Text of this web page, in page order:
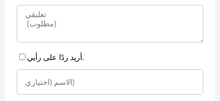
أريد ردًا على رأيي.